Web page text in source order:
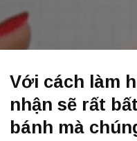
Với cách làm
nhận sẽ rất
bánh mà